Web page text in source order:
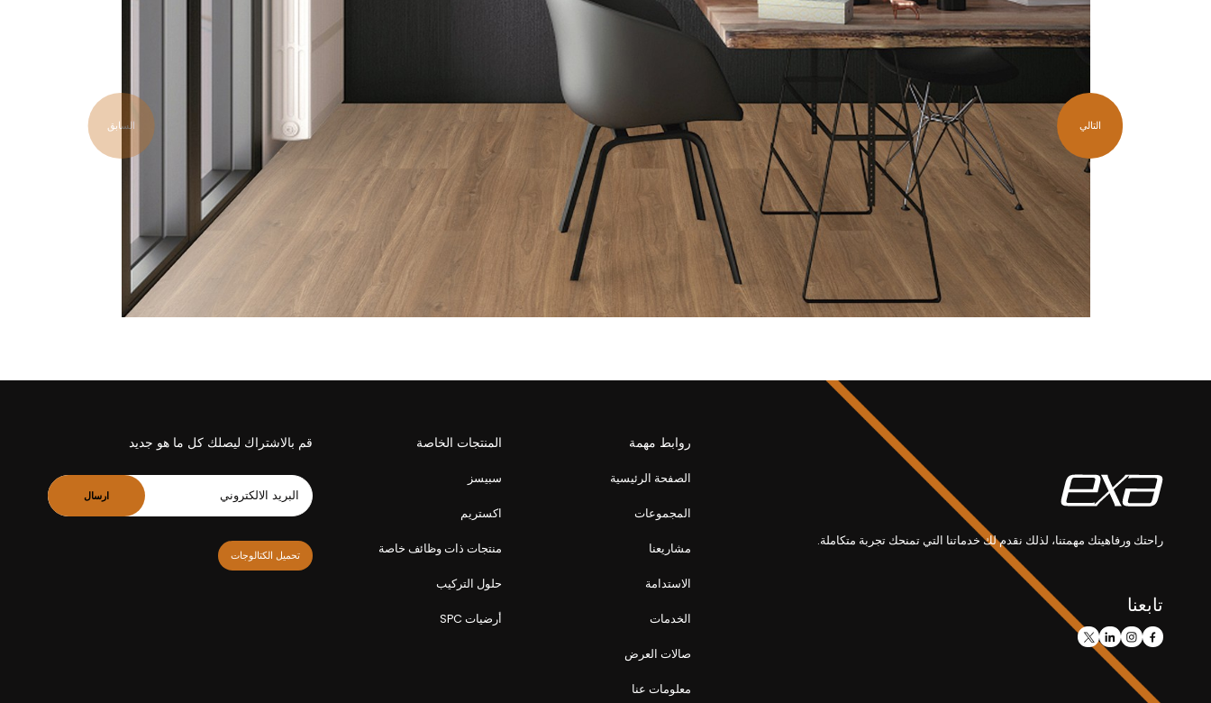
السابق التالي
راحتك ورفاهيتك مهمتنا، لذلك نقدم لك خدماتنا التي تمنحك تجربة متكاملة.
تابعنا
روابط مهمة
الصفحة الرئيسية
المجموعات
مشاريعنا
الاستدامة
الخدمات
صالات العرض
معلومات عنا
المنتجات الخاصة
سبيسز
اكستريم
منتجات ذات وظائف خاصة
حلول التركيب
أرضيات SPC
قم بالاشتراك ليصلك كل ما هو جديد
ارسال
تحميل الكتالوجات